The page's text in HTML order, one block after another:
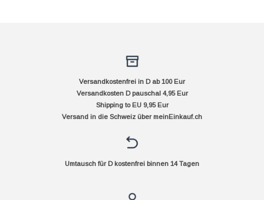
Versandkostenfrei in D ab 100 Eur
Versandkosten D pauschal 4,95 Eur
Shipping to EU 9,95 Eur
Versand in die Schweiz über meinEinkauf.ch
Umtausch für D kostenfrei binnen 14 Tagen